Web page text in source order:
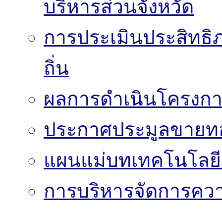
บริหารส่วนจังหวัด
การประเมินประสิท
ถิ่น
ผลการดำเนินโครงก
ประกาศประมูลขาย
แผนแม่บทเทคโนโล
การบริหารจัดการคว